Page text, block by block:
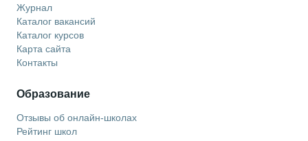
Журнал
Каталог вакансий
Каталог курсов
Карта сайта
Контакты
Образование
Отзывы об онлайн-школах
Рейтинг школ